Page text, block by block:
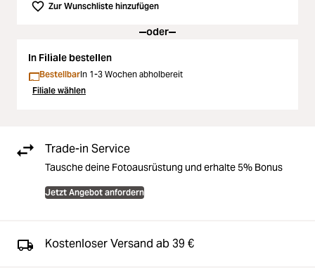
Zur Wunschliste hinzufügen
oder
In Filiale bestellen
BestellbarIn 1-3 Wochen abholbereit
Filiale wählen
Trade-in Service
Tausche deine Fotoausrüstung und erhalte 5% Bonus
Jetzt Angebot anfordern
Kostenloser Versand ab 39 €